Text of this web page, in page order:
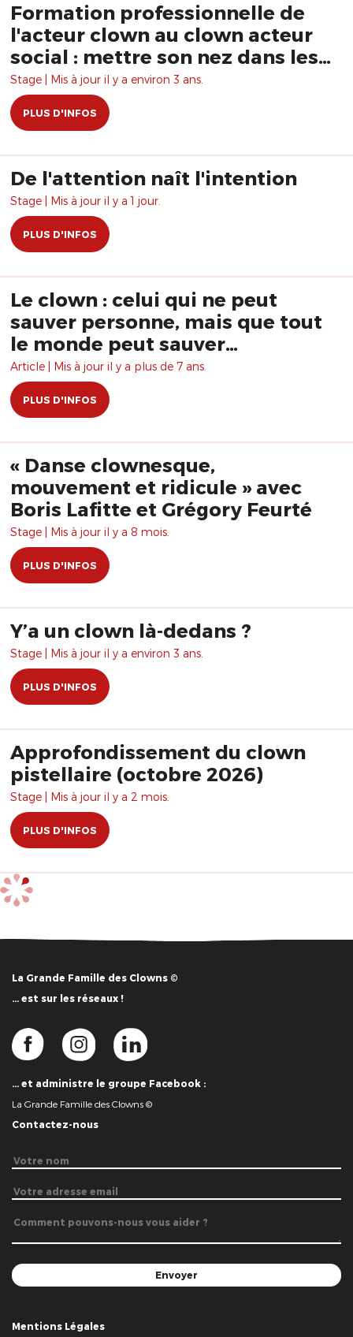
Formation professionnelle de
l'acteur clown au clown acteur
social : mettre son nez dans les
affaires du monde
Stage | Mis à jour il y a environ 3 ans.
PLUS D'INFOS
De l'attention naît l'intention
Stage | Mis à jour il y a 1 jour.
PLUS D'INFOS
Le clown : celui qui ne peut
sauver personne, mais que tout
le monde peut sauver…
Article | Mis à jour il y a plus de 7 ans.
PLUS D'INFOS
« Danse clownesque,
mouvement et ridicule » avec
Boris Lafitte et Grégory Feurté
Stage | Mis à jour il y a 8 mois.
PLUS D'INFOS
Y’a un clown là-dedans ?
Stage | Mis à jour il y a environ 3 ans.
PLUS D'INFOS
Approfondissement du clown
pistellaire (octobre 2026)
Stage | Mis à jour il y a 2 mois.
PLUS D'INFOS
La Grande Famille des Clowns ©
… est sur les réseaux !
… et administre le groupe Facebook :
La Grande Famille des Clowns ©
Contactez-nous
Mentions Légales